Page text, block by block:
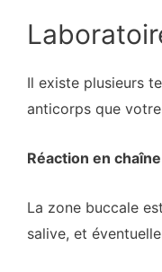
Il existe plusieurs
anticorps que
Réaction en
La zone buccale
salive, et